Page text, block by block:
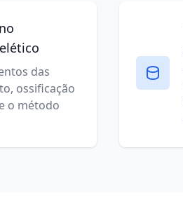
das
ossificação
o método